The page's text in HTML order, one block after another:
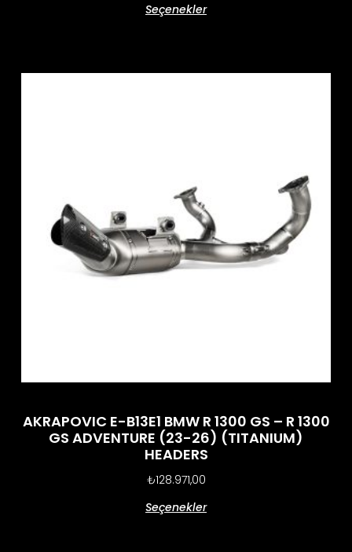
Seçenekler
AKRAPOVIC E-B13E1 BMW R 1300 GS – R 1300
GS ADVENTURE (23-26) (TITANIUM)
HEADERS
₺128.971,00
Seçenekler